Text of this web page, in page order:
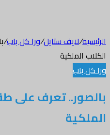
لايف ستايل/ورا كل باب/
تعرف على طقوس